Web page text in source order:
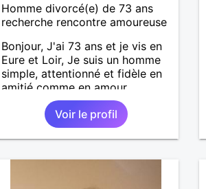
Homme divorcé(e) de 73 ans
recherche rencontre amoureuse
Bonjour, J'ai 73 ans et je vis en
Eure et Loir, Je suis un homme
simple, attentionné et fidèle en
amitié comme en amour.
J'apprécie les petits bonheurs
du quotidien; une promenade,
un bon repas, une sortie, une
discision agréable ou un
Voir le profil